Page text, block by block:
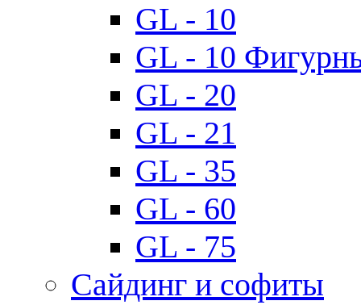
GL - 10
GL - 10
GL - 20
GL - 21
GL - 35
GL - 60
GL - 75
Сайдинг и софиты